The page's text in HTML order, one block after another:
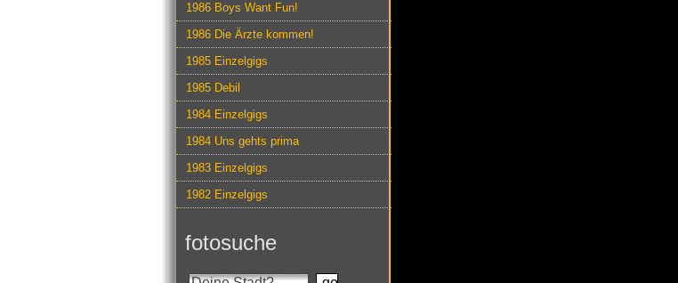
1986 Boys Want Fun!
1986 Die Ärzte kommen!
1985 Einzelgigs
1985 Debil
1984 Einzelgigs
1984 Uns gehts prima
1983 Einzelgigs
1982 Einzelgigs
fotosuche